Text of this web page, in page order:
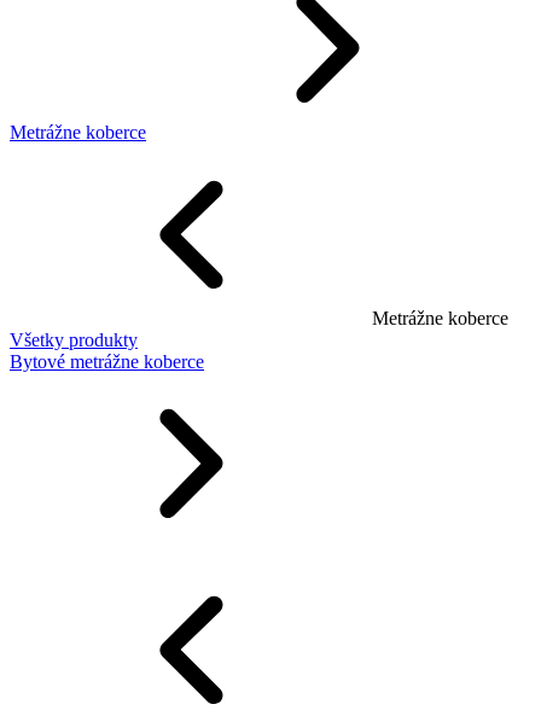
Metrážne koberce
Metrážne koberce
Všetky produkty
Bytové metrážne koberce